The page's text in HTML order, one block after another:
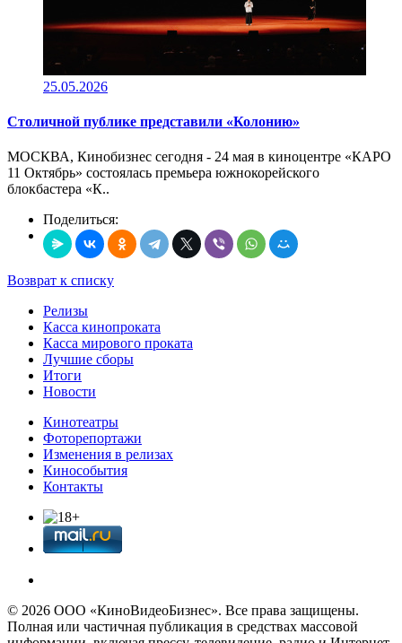
25.05.2026
Столичной публике представили «Колонию»
МОСКВА, Кинобизнес сегодня - 24 мая в киноцентре «КАРО
11 Октябрь» состоялась премьера южнокорейского
блокбастера «К..
Поделиться:
Возврат к списку
Релизы
Касса кинопроката
Касса мирового проката
Лучшие сборы
Итоги
Новости
Кинотеатры
Фоторепортажи
Изменения в релизах
Кинособытия
Контакты
© 2026 OOО «КиноВидеоБизнес». Все права защищены.
Полная или частичная публикация в средствах массовой